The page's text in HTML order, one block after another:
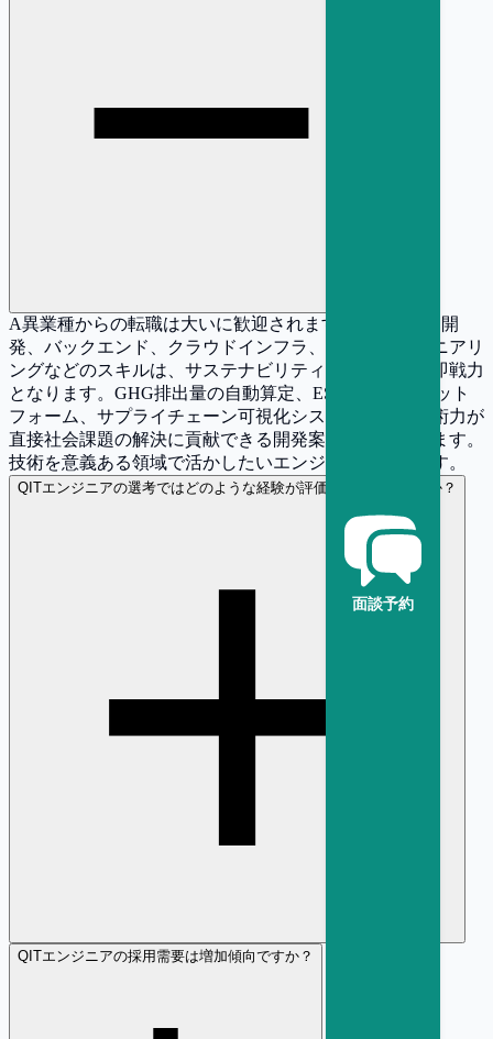
面談予約
A異業種からの転職は大いに歓迎されます。Webアプリ開
発、バックエンド、クラウドインフラ、データエンジニアリ
ングなどのスキルは、サステナビリティテック領域で即戦力
となります。GHG排出量の自動算定、ESGデータプラット
フォーム、サプライチェーン可視化システムなど、技術力が
直接社会課題の解決に貢献できる開発案件が増えています。
技術を意義ある領域で活かしたいエンジニアに最適です。
Q ITエンジニアの選考ではどのような経験が評価されやすいですか？
Q ITエンジニアの採用需要は増加傾向ですか？